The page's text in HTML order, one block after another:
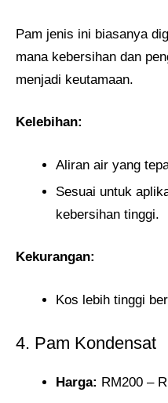
Pam jenis ini biasanya
mana kebersihan dan
menjadi keutamaan.
Kelebihan:
Aliran air yang
Sesuai untuk
kebersihan tinggi.
Kekurangan:
Kos lebih tinggi
4. Pam Kondensat
Harga: RM200 –